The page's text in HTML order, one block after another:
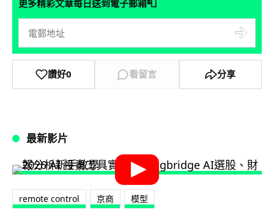
更多精彩文章每日送到電子郵箱📮
讚好0 看留言 分享
最新影片
remote control 京商 模型